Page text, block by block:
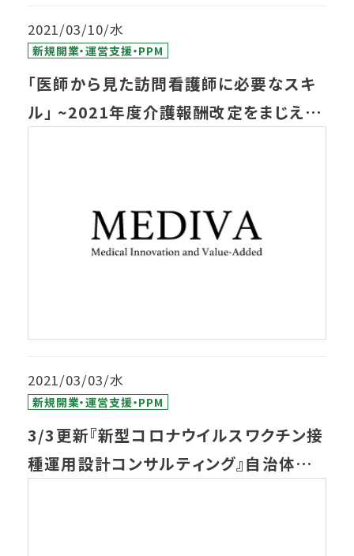
2021/03/10/水
新規開業・運営支援・PPM
「医師から見た訪問看護師に必要なスキ
ル」 ~2021年度介護報酬改定をまじえて
2021/03/03/水
新規開業・運営支援・PPM
3/3更新『新型コロナウイルスワクチン接
種運用設計コンサルティング』自治体担